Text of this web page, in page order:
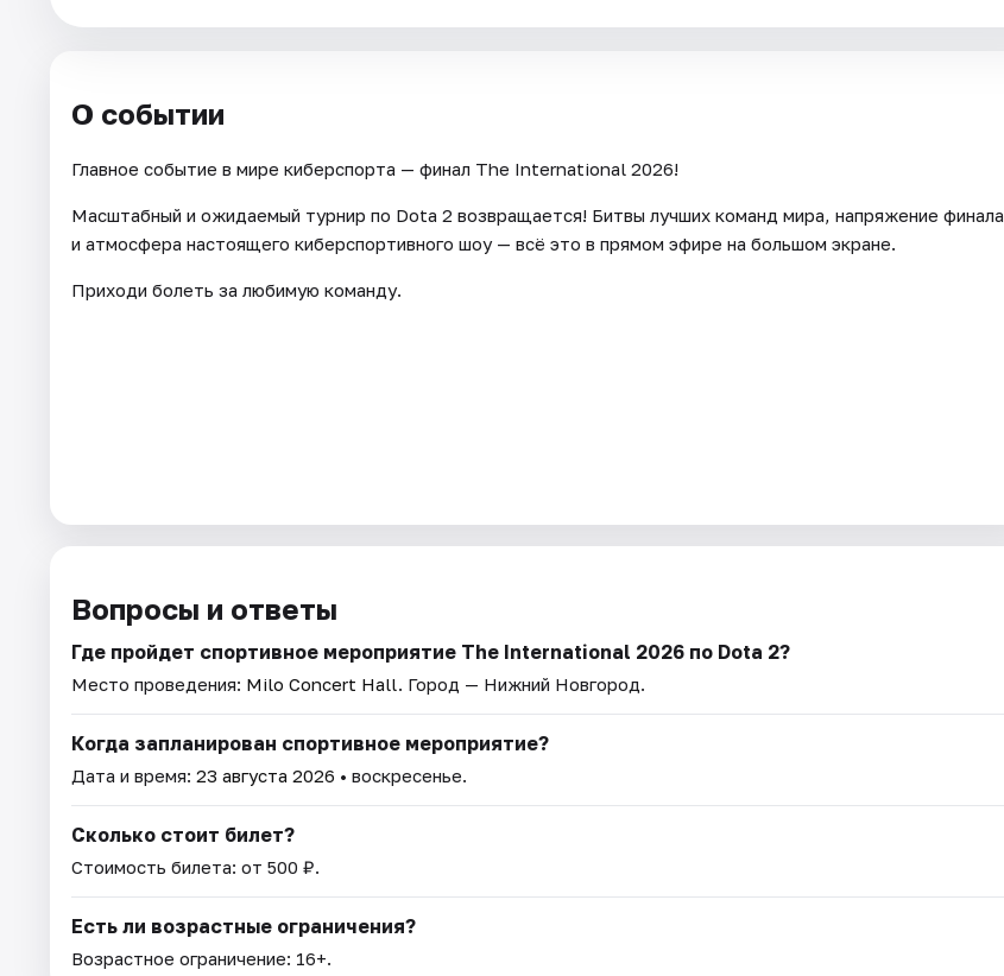
О событии
Главное событие в мире киберспорта — финал The International 2026!
Масштабный и ожидаемый турнир по Dota 2 возвращается! Битвы лучших команд мира, напряжение финала
и атмосфера настоящего киберспортивного шоу — всё это в прямом эфире на большом экране.
Приходи болеть за любимую команду.
Вопросы и ответы
Где пройдет спортивное мероприятие The International 2026 по Dota 2?
Место проведения: Milo Concert Hall. Город — Нижний Новгород.
Когда запланирован спортивное мероприятие?
Дата и время: 23 августа 2026 • воскресенье.
Сколько стоит билет?
Стоимость билета: от 500 ₽.
Есть ли возрастные ограничения?
Возрастное ограничение: 16+.